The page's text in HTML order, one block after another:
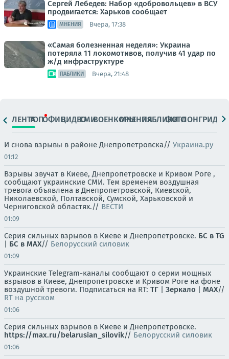
Сергей Лебедев: Набор «добровольцев» в ВСУ
продвигается: Харьков сообщает
МНЕНИЯ Вчера, 17:38
«Самая болезненная неделя»: Украина
потеряла 11 локомотивов, получив 41 удар по
ж/д инфраструктуре
ПАБЛИКИ Вчера, 21:48
ЛЕНТАТОПОФИЦ.ВИДЕОСМИВОЕНКОРЫМНЕНИЯПАБЛИКИ
ФОТОЛОНГРИДЫ
И снова взрывы в районе Днепропетровска// Украина.ру
01:12
Взрывы звучат в Киеве, Днепропетровске и Кривом Роге ,
сообщают украинские СМИ. Тем временем воздушная
тревога объявлена в Днепропетровской, Киевской,
Николаевской, Полтавской, Сумской, Харьковской и
Черниговской областях.// ВЕСТИ
01:09
Серия сильных взрывов в Киеве и Днепропетровске. БС в TG
| БС в МАХ// Белорусский силовик
01:09
Украинские Telegram-каналы сообщают о серии мощных
взрывов в Киеве, Днепропетровске и Кривом Роге на фоне
воздушной тревоги. Подписаться на RT: ТГ | Зеркало | MAX//
RT на русском
01:06
Серия сильных взрывов в Киеве и Днепропетровске.
https://max.ru/belarusian_silovik// Белорусский силовик
01:06